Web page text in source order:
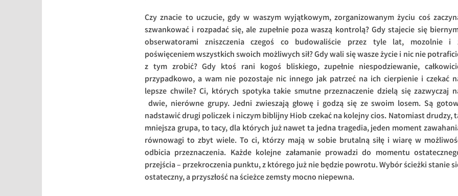
Czy znacie to uczucie, gdy w waszym wyjątkowym, zorganizowanym życiu coś
szwankować i rozpadać się, ale zupełnie poza waszą kontrolą? Gdy stajecie się
obserwatorami zniszczenia czegoś co budowaliście przez tyle lat, mozolnie i
poświęceniem wszystkich swoich możliwych sił? Gdy wali się wasze życie i nic nie
z tym zrobić? Gdy ktoś rani kogoś bliskiego, zupełnie niespodziewanie,
przypadkowo, a wam nie pozostaje nic innego jak patrzeć na ich cierpienie i czekać
lepsze chwile? Ci, których spotyka takie smutne przeznaczenie dzielą się zazwyczaj
dwie, nierówne grupy. Jedni zwieszają głowę i godzą się ze swoim losem. Są
nadstawić drugi policzek i niczym biblijny Hiob czekać na kolejny cios. Natomiast drudzy,
mniejsza grupa, to tacy, dla których już nawet ta jedna tragedia, jeden moment
równowagi to zbyt wiele. To ci, którzy mają w sobie brutalną siłę i wiarę w
odbicia przeznaczenia. Każde kolejne załamanie prowadzi do momentu
przejścia – przekroczenia punktu, z którego już nie będzie powrotu. Wybór ścieżki stanie
ostateczny, a przyszłość na ścieżce zemsty mocno niepewna.